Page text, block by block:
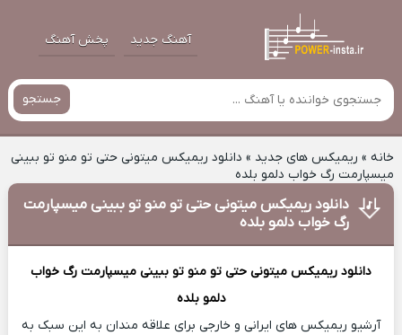
آهنگ جدید پخش آهنگ
جستجو
خانه» ریمیکس های جدید » دانلود ریمیکس میتونی حتی تو منو تو ببینی
میسپارمت رگ خواب دلمو بلده
دانلود ریمیکس میتونی حتی تو منو تو ببینی میسپارمت
رگ خواب دلمو بلده
دانلود ریمیکس میتونی حتی تو منو تو ببینی میسپارمت رگ خواب
دلمو بلده
آرشیو ریمیکس های ایرانی و خارجی برای علاقه مندان به این سبک به